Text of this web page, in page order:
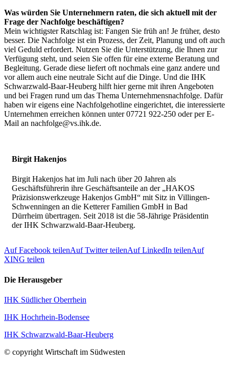
Was würden Sie Unternehmern raten, die sich ­aktuell mit der
Frage der Nachfolge beschäftigen?
Mein wichtigster Ratschlag ist: Fangen Sie früh an! Je früher, desto
besser. Die Nachfolge ist ein Prozess, der Zeit, Planung und oft auch
viel Geduld erfordert. Nutzen Sie die Unterstützung, die Ihnen zur
Verfügung steht, und seien Sie offen für eine externe Beratung und
Begleitung. Gerade diese liefert oft nochmals eine ganz andere und
vor allem auch eine neutrale Sicht auf die Dinge. Und die IHK
Schwarzwald-Baar-Heuberg hilft hier gerne mit ihren Angeboten
und bei Fragen rund um das Thema Unternehmensnachfolge. Dafür
haben wir eigens eine Nachfolgehotline eingerichtet, die interessierte
Unternehmen erreichen können unter 07721 922-250 oder per E-
Mail an nachfolge@vs.ihk.de.
Birgit Hakenjos
Birgit Hakenjos hat im Juli nach über 20 Jahren als
Geschäftsführerin ihre Geschäftsanteile an der „HAKOS
Präzisionswerkzeuge Hakenjos GmbH“ mit Sitz in Villingen-
Schwenningen an die Ketterer Familien GmbH in Bad
Dürrheim übertragen. Seit 2018 ist die 58-Jährige Präsidentin
der IHK Schwarzwald-Baar-Heuberg.
Auf Facebook teilenAuf Twitter teilenAuf LinkedIn teilenAuf
XING teilen
Die Herausgeber
IHK Südlicher Oberrhein
IHK Hochrhein-Bodensee
IHK Schwarzwald-Baar-Heuberg
© copyright Wirtschaft im Südwesten